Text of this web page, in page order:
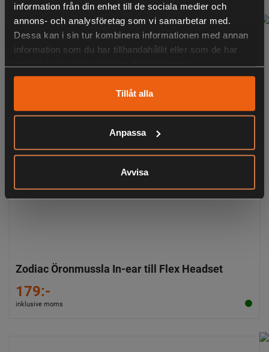
information från din enhet till de sociala medier och
annons- och analysföretag som vi samarbetar med.
Dessa kan i sin tur kombinera informationen med annan
information som du har tillhandahållit eller som de har
Tillåt alla
Anpassa
Avvisa
Zodiac Öronmussla In-ear till Flex Headset
179:-
inklusive moms